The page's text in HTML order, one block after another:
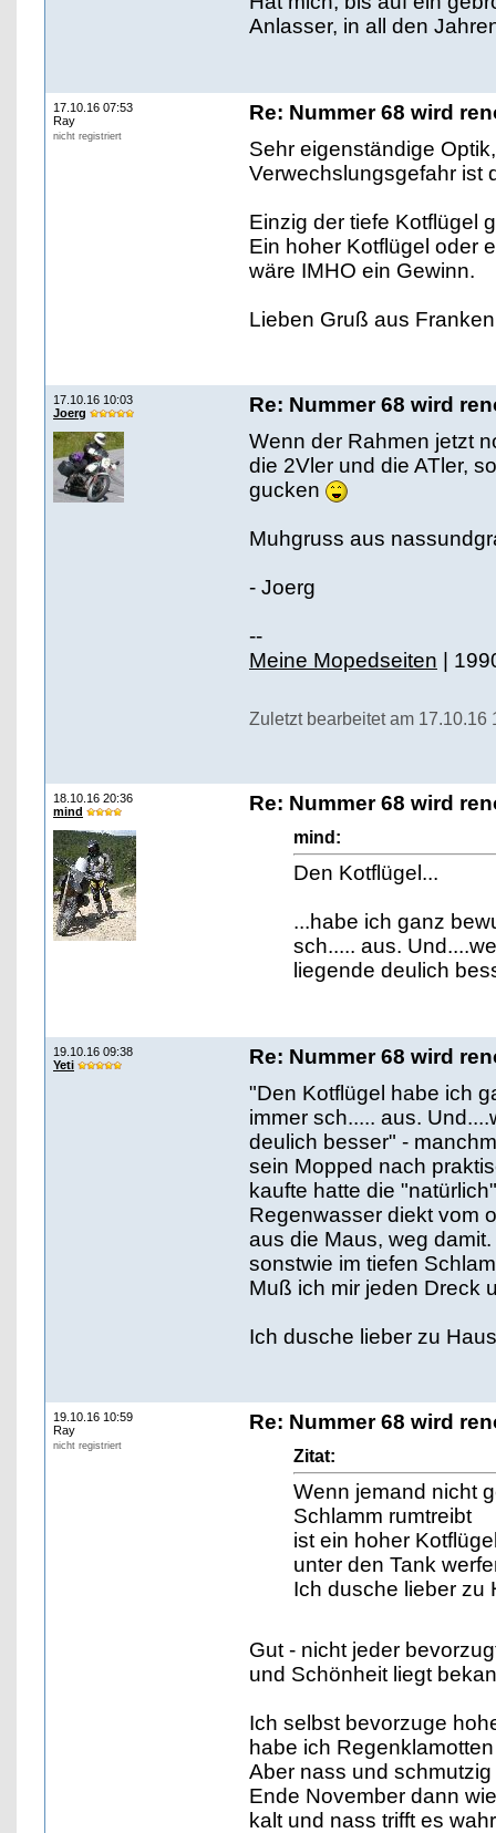
Anlasser, in all den
17.10.16 07:53
Ray
nicht registriert
Re: Nummer 68 wird
Sehr eigenständige
Verwechslungsgefahr ist
Einzig der tiefe Kotflügel
Ein hoher Kotflügel oder
wäre IMHO ein Gewinn.
Lieben Gruß aus
17.10.16 10:03
Joerg
Re: Nummer 68 wird
Wenn der Rahmen jetzt
die 2Vler und die ATler,
gucken
Muhgruss aus
- Joerg
--
Meine Mopedseiten |
Zuletzt bearbeitet am 17.10.16
18.10.16 20:36
mind
Re: Nummer 68 wird
mind:
Den Kotflügel...
...habe ich ganz
sch..... aus.
liegende deulich
19.10.16 09:38
Yeti
Re: Nummer 68 wird
"Den Kotflügel habe ich
immer sch..... aus.
deulich besser" -
sein Mopped nach
kaufte hatte die
Regenwasser diekt vom
aus die Maus, weg
sonstwie im tiefen
Muß ich mir jeden Dreck
Ich dusche lieber zu
19.10.16 10:59
Ray
nicht registriert
Re: Nummer 68 wird
Zitat:
Wenn jemand nicht
Schlamm rumtreibt
ist ein hoher
unter den Tank
Ich dusche lieber zu
Gut - nicht jeder
und Schönheit liegt
Ich selbst bevorzuge
habe ich
Aber nass und
Ende November dann
kalt und nass trifft es